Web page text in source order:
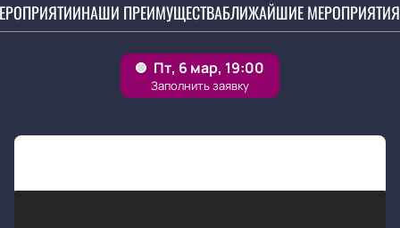
НАШИ ПРЕИМУЩЕСТВАБЛИЖАЙШИЕ МЕРОПРИЯТИЯ